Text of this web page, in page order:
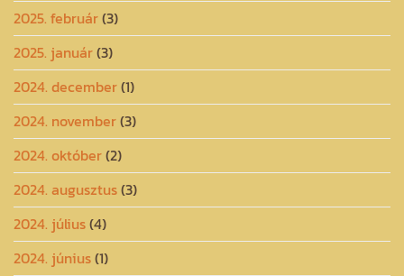
2025. február(3)
2025. január(3)
2024. december(1)
2024. november(3)
2024. október(2)
2024. augusztus(3)
2024. július(4)
2024. június(1)